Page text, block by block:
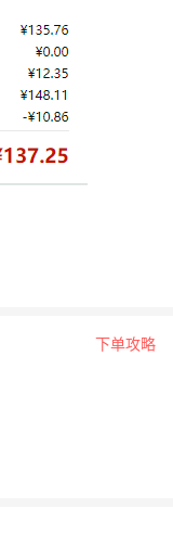
下单攻略